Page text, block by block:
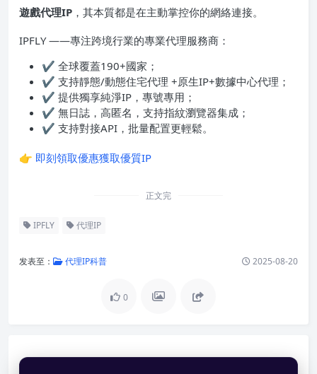
遊戲代理IP ，其本質都是在主動掌控你的網絡連接。
IPFLY ——專注跨境行業的專業代理服務商：
✔ 全球覆蓋190+國家；
✔ 支持靜態/動態住宅代理 +原生IP+數據中心代理；
✔ 提供獨享純淨IP，專號專用；
✔ 無日誌，高匿名，支持指紋瀏覽器集成；
✔ 支持對接API，批量配置更輕鬆。
👉 即刻領取優惠獲取優質IP
正文完
IPFLY 代理IP
发表至： 代理IP科普 2025-08-20
0